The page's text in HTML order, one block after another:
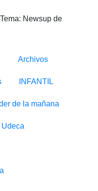
Tema: Newsup de
Archivos
INFANTIL
de la mañana
Udeca